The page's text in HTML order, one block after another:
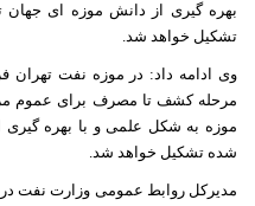
بهره گیری از دانش موزه ای
تشکیل خواهد شد.
وی ادامه داد: در موزه نفت تهران
مرحله کشف تا مصرف برای عموم
موزه به شکل علمی و با بهره گیری
شده تشکیل خواهد شد.
مدیرکل روابط عمومی وزارت نفت